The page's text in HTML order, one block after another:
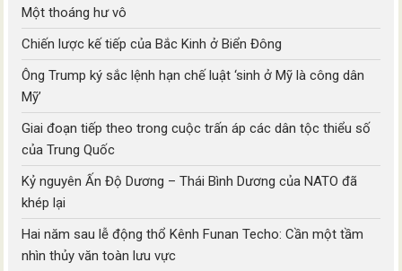
Một thoáng hư vô
Chiến lược kế tiếp của Bắc Kinh ở Biển Đông
Ông Trump ký sắc lệnh hạn chế luật ‘sinh ở Mỹ là công dân
Mỹ’
Giai đoạn tiếp theo trong cuộc trấn áp các dân tộc thiểu số
của Trung Quốc
Kỷ nguyên Ấn Độ Dương – Thái Bình Dương của NATO đã
khép lại
Hai năm sau lễ động thổ Kênh Funan Techo: Cần một tầm
nhìn thủy văn toàn lưu vực